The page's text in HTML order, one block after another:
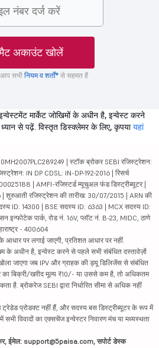
अकाउंट खोलें
सभी नियम व शर्तों* से सहमत हैं
इन्वेस्टमेंट मार्केट जोखिमों के अधीन है, इन्वेस्ट करने
से पढ़ें. विस्तृत डिस्क्लेमर के लिए, कृपयायहां
| स्टॉक ब्रोकर SEBI रजिस्ट्रेशन:
IN DP CDSL: IN-DP-192-2016 | रिसर्च
| AMFI-रजिस्टर्ड म्यूचुअल फंड डिस्ट्रीब्यूटर |
| शुरुआती रजिस्ट्रेशन की तारीख: 30/07/2015 | ARN की
ID: 14300 | BSE सदस्य ID: 6363 | MCX सदस्य ID:
इन्फोटेक पार्क, रोड नं. 16V, प्लॉट नं. B-23, MIDC, ठाणे
- 400604
पर लगाई जाएगी, प्रतिशत आधार पर नहीं.
के अधीन है, इन्वेस्ट करने से पहले सभी संबंधित दस्तावेज़ों
जाएगा जब IPV और ग्राहक की ड्यू डिलिजेंस से संबंधित
का बिक्री/खरीद मूल्य ₹10/- या उससे कम है, तो अधिकतम
है. ब्रोकरेज SEBI द्वारा निर्धारित सीमा से अधिक नहीं
प्रोडक्ट नहीं हैं, और सदस्य बस डिस्ट्रीब्यूटर के रूप में
विवादों का एक्सचेंज इन्वेस्टर निवारण मंच या मध्यस्थता
ईमेल: support@5paisa.com, सपोर्ट डेस्क